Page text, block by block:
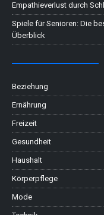
Empathieverlust durch
Spiele für Senioren: Die
Überblick
Beziehung
Ernährung
Freizeit
Gesundheit
Haushalt
Körperpflege
Mode